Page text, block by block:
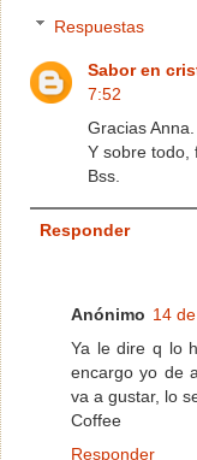
Respuestas
Sabor en
7:52
Gracias Anna.
Y sobre todo,
Bss.
Responder
Anónimo 14
Ya le dire q lo
encargo yo de
va a gustar, lo
Coffee
Responder